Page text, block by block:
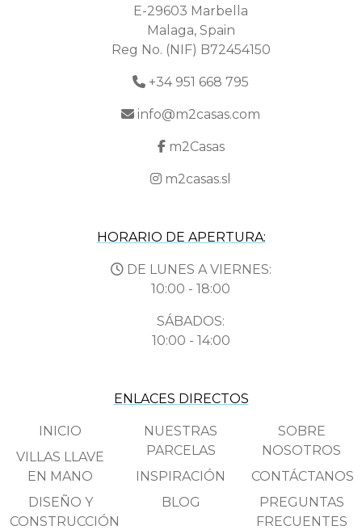
ENLACES DIRECTOS
INICIO
VILLAS LLAVE
EN MANO
DISEÑO Y
CONSTRUCCIÓN
NUESTRAS
PARCELAS
INSPIRACIÓN
BLOG
SOBRE
NOSOTROS
CONTÁCTANOS
PREGUNTAS
FRECUENTES
E-29603 Marbella
Malaga, Spain
Reg No. (NIF) B72454150
+34 951 668 795
info@m2casas.com
m2Casas
m2casas.sl
HORARIO DE APERTURA:
DE LUNES A VIERNES:
10:00 - 18:00
SÁBADOS:
10:00 - 14:00